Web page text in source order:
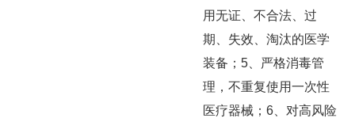
用无证、不合法、过
期、失效、淘汰的医学
装备；5、严格消毒管
理，不重复使用一次性
医疗器械；6、对高风险